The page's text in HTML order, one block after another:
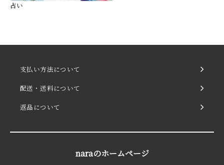
占い
支払い方法について
配送・送料について
返品について
naraのホームページ